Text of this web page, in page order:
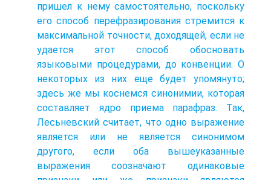
пришел к нему самостоятельно, поскольку
его способ перефразирования стремится к
максимальной точности, доходящей, если не
удается этот способ обосновать
языковыми процедурами, до конвенции. О
некоторых из них еще будет упомянуто;
здесь же мы коснемся синонимии, которая
составляет ядро приема парафраз. Так,
Лесьневский считает, что одно выражение
является или не является синонимом
другого, если оба вышеуказанные
выражения соозначают одинаковые